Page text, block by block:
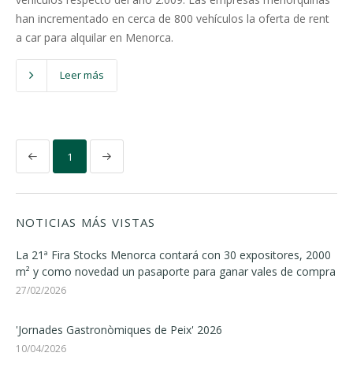
han incrementado en cerca de 800 vehículos la oferta de rent
a car para alquilar en Menorca.
Leer más
1
NOTICIAS MÁS VISTAS
La 21ª Fira Stocks Menorca contará con 30 expositores, 2000
m² y como novedad un pasaporte para ganar vales de compra
27/02/2026
'Jornades Gastronòmiques de Peix' 2026
10/04/2026